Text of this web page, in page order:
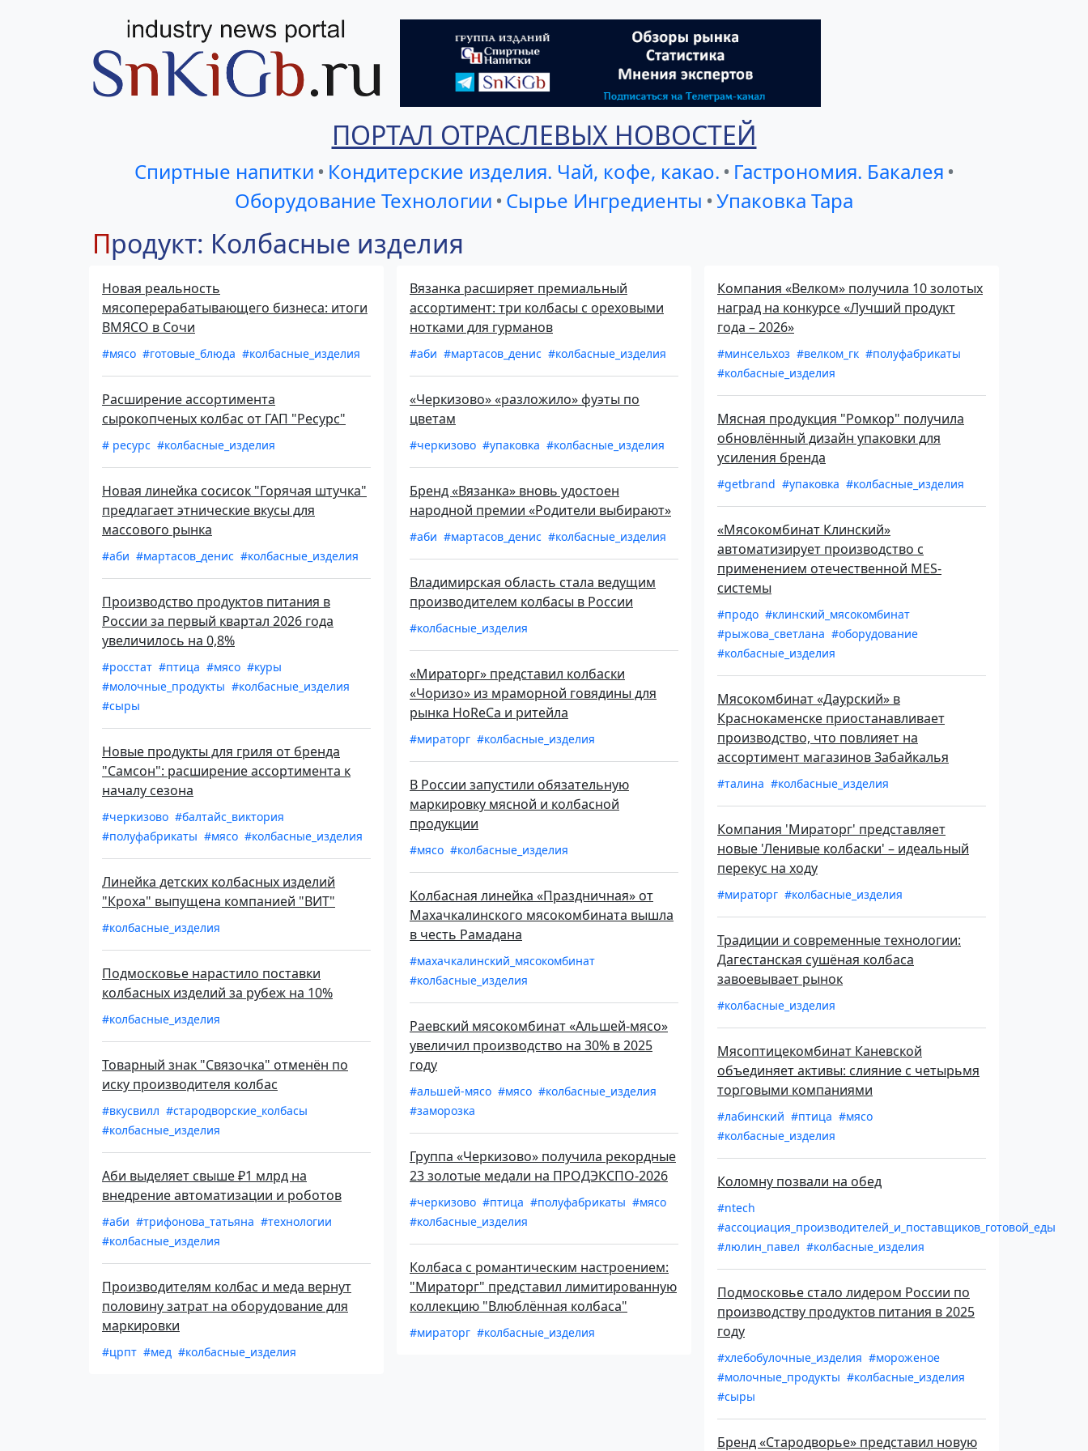
ПОРТАЛ ОТРАСЛЕВЫХ НОВОСТЕЙ
Спиртные напитки • Кондитерские изделия. Чай, кофе, какао. • Гастрономия. Бакалея •
Оборудование Технологии • Сырье Ингредиенты •Упаковка Тара
Продукт: Колбасные изделия
Новая реальность
мясоперерабатывающего бизнеса: итоги
ВМЯСО в Сочи
#мясо #готовые_блюда #колбасные_изделия
Расширение ассортимента
сырокопченых колбас от ГАП "Ресурс"
# ресурс #колбасные_изделия
Новая линейка сосисок "Горячая штучка"
предлагает этнические вкусы для
массового рынка
#аби #мартасов_денис #колбасные_изделия
Производство продуктов питания в
России за первый квартал 2026 года
увеличилось на 0,8%
#росстат #птица #мясо #куры
#молочные_продукты #колбасные_изделия
#сыры
Новые продукты для гриля от бренда
"Самсон": расширение ассортимента к
началу сезона
#черкизово #балтайс_виктория
#полуфабрикаты #мясо #колбасные_изделия
Линейка детских колбасных изделий
"Кроха" выпущена компанией "ВИТ"
#колбасные_изделия
Подмосковье нарастило поставки
колбасных изделий за рубеж на 10%
#колбасные_изделия
Товарный знак "Связочка" отменён по
иску производителя колбас
#вкусвилл #стародворские_колбасы
#колбасные_изделия
Аби выделяет свыше ₽1 млрд на
внедрение автоматизации и роботов
#аби #трифонова_татьяна #технологии
#колбасные_изделия
Производителям колбас и меда вернут
половину затрат на оборудование для
маркировки
#црпт #мед #колбасные_изделия
Вязанка расширяет премиальный
ассортимент: три колбасы с ореховыми
нотками для гурманов
#аби #мартасов_денис #колбасные_изделия
«Черкизово» «разложило» фуэты по
цветам
#черкизово #упаковка #колбасные_изделия
Бренд «Вязанка» вновь удостоен
народной премии «Родители выбирают»
#аби #мартасов_денис #колбасные_изделия
Владимирская область стала ведущим
производителем колбасы в России
#колбасные_изделия
«Мираторг» представил колбаски
«Чоризо» из мраморной говядины для
рынка HoReCa и ритейла
#мираторг #колбасные_изделия
В России запустили обязательную
маркировку мясной и колбасной
продукции
#мясо #колбасные_изделия
Колбасная линейка «Праздничная» от
Махачкалинского мясокомбината вышла
в честь Рамадана
#махачкалинский_мясокомбинат
#колбасные_изделия
Раевский мясокомбинат «Альшей-мясо»
увеличил производство на 30% в 2025
году
#альшей-мясо #мясо #колбасные_изделия
#заморозка
Группа «Черкизово» получила рекордные
23 золотые медали на ПРОДЭКСПО-2026
#черкизово #птица #полуфабрикаты #мясо
#колбасные_изделия
Колбаса с романтическим настроением:
"Мираторг" представил лимитированную
коллекцию "Влюблённая колбаса"
#мираторг #колбасные_изделия
Компания «Велком» получила 10 золотых
наград на конкурсе «Лучший продукт
года – 2026»
#минсельхоз #велком_гк #полуфабрикаты
#колбасные_изделия
Мясная продукция "Ромкор" получила
обновлённый дизайн упаковки для
усиления бренда
#getbrand #упаковка #колбасные_изделия
«Мясокомбинат Клинский»
автоматизирует производство с
применением отечественной MES-
системы
#продо #клинский_мясокомбинат
#рыжова_светлана #оборудование
#колбасные_изделия
Мясокомбинат «Даурский» в
Краснокаменске приостанавливает
производство, что повлияет на
ассортимент магазинов Забайкалья
#талина #колбасные_изделия
Компания 'Мираторг' представляет
новые 'Ленивые колбаски' – идеальный
перекус на ходу
#мираторг #колбасные_изделия
Традиции и современные технологии:
Дагестанская сушёная колбаса
завоевывает рынок
#колбасные_изделия
Мясоптицекомбинат Каневской
объединяет активы: слияние с четырьмя
торговыми компаниями
#лабинский #птица #мясо
#колбасные_изделия
Коломну позвали на обед
#ntech
#ассоциация_производителей_и_поставщиков_готовой_еды
#люлин_павел #колбасные_изделия
Подмосковье стало лидером России по
производству продуктов питания в 2025
году
#хлебобулочные_изделия #мороженое
#молочные_продукты #колбасные_изделия
#сыры
Бренд «Стародворье» представил новую